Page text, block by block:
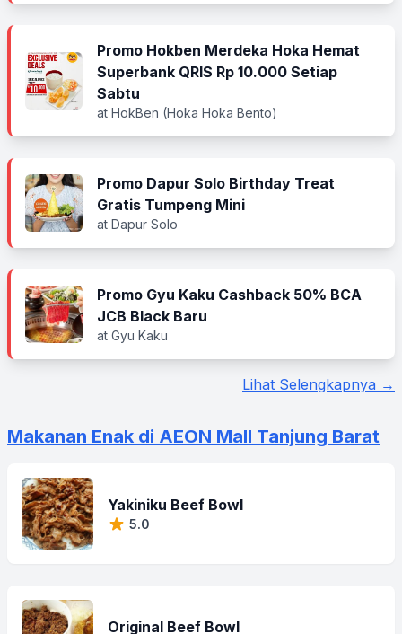
Promo Hokben Merdeka Hoka Hemat
Superbank QRIS Rp 10.000 Setiap
Sabtu
at HokBen (Hoka Hoka Bento)
Promo Dapur Solo Birthday Treat
Gratis Tumpeng Mini
at Dapur Solo
Promo Gyu Kaku Cashback 50% BCA
JCB Black Baru
at Gyu Kaku
Lihat Selengkapnya →
Makanan Enak di AEON Mall Tanjung Barat
Yakiniku Beef Bowl
5.0
Original Beef Bowl